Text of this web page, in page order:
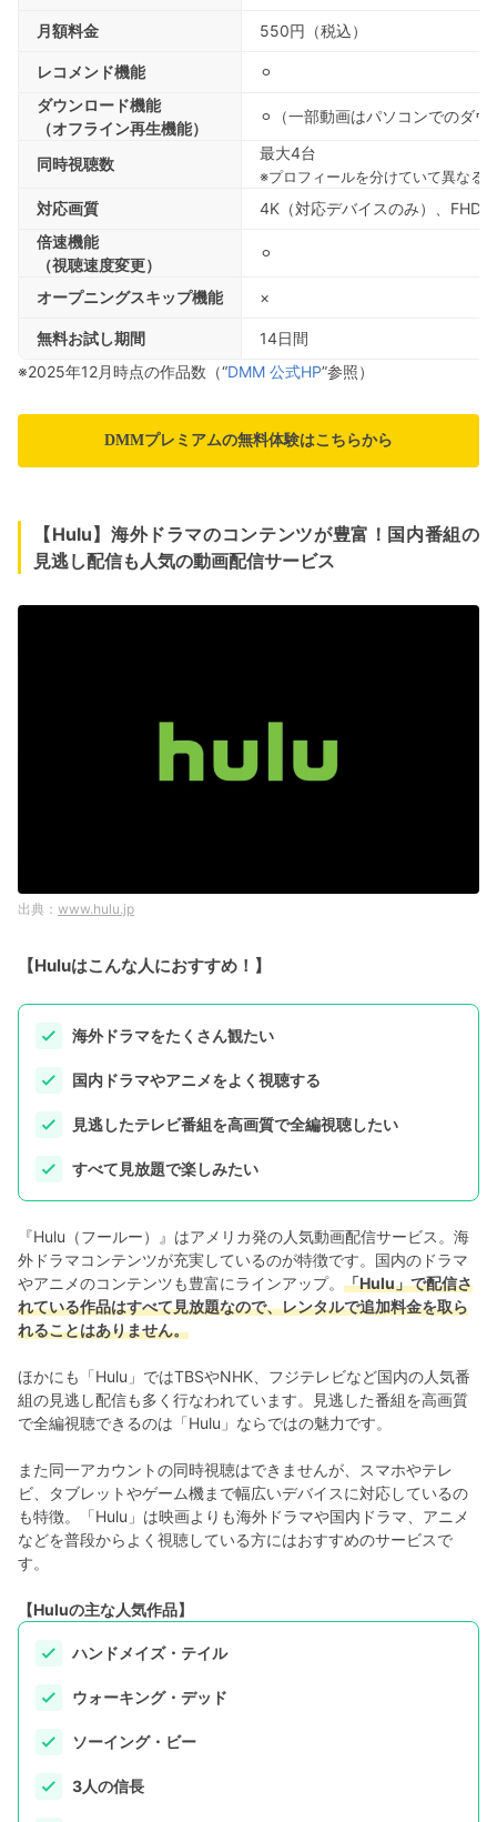
月額料金 550円（税込）
レコメンド機能
⚪︎
ダウンロード機能
（オフライン再生機能）
⚪︎（一部動画はパソコンでのダ
同時視聴数
最大4台
※プロフィールを分けていて異なる
対応画質
4K（対応デバイスのみ）、FHD
倍速機能
（視聴速度変更）
⚪︎
オープニングスキップ機能 ×
無料お試し期間
14日間
※2025年12月時点の作品数（“DMM 公式HP”参照）
DMMプレミアムの無料体験はこちらから
【Hulu】海外ドラマのコンテンツが豊富！国内番組の
見逃し配信も人気の動画配信サービス
www.hulu.jp
【Huluはこんな人におすすめ！】
海外ドラマをたくさん観たい
国内ドラマやアニメをよく視聴する
見逃したテレビ番組を高画質で全編視聴したい
すべて見放題で楽しみたい
『Hulu（フールー）』はアメリカ発の人気動画配信サービス。海
外ドラマコンテンツが充実しているのが特徴です。国内のドラマ
やアニメのコンテンツも豊富にラインアップ。 「Hulu」で配信さ
れている作品はすべて見放題なので、レンタルで追加料金を取ら
れることはありません。
ほかにも「Hulu」ではTBSやNHK、フジテレビなど国内の人気番
組の見逃し配信も多く行なわれています。見逃した番組を高画質
で全編視聴できるのは「Hulu」ならではの魅力です。
また同一アカウントの同時視聴はできませんが、スマホやテレ
ビ、タブレットやゲーム機まで幅広いデバイスに対応しているの
も特徴。「Hulu」は映画よりも海外ドラマや国内ドラマ、アニメ
などを普段からよく視聴している方にはおすすめのサービスで
す。
【Huluの主な人気作品】
ハンドメイズ・テイル
ウォーキング・デッド
ソーイング・ビー
3人の信長